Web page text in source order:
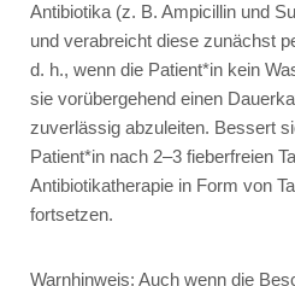
Antibiotika (z. B. Ampicillin und
und verabreicht diese zunächst
d. h., wenn die Patient*in kein
sie vorübergehend einen
zuverlässig abzuleiten. Bessert
Patient*in nach 2–3 fieberfreien
Antibiotikatherapie in Form von
fortsetzen.
Warnhinweis: Auch wenn die